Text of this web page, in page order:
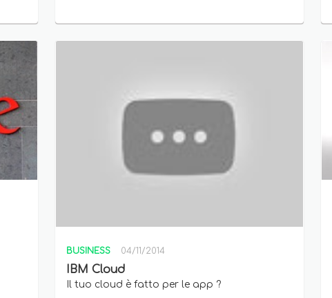
BUSINESS 04/11/2014
IBM Cloud
Il tuo cloud è fatto per le app ?